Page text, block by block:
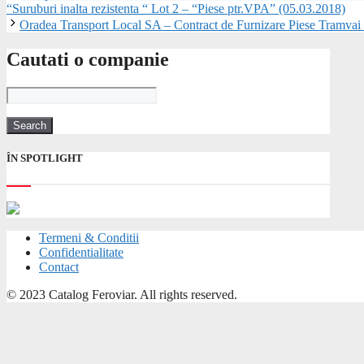
“Suruburi inalta rezistenta “ Lot 2 – “Piese ptr.VPA” (05.03.2018)
Oradea Transport Local SA – Contract de Furnizare Piese
Cautati o companie
ÎN SPOTLIGHT
Termeni & Conditii
Confidentialitate
Contact
© 2023 Catalog Feroviar. All rights reserved.